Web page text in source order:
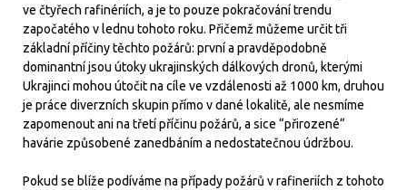
ve čtyřech rafinériích, a je to pouze pokračování trendu
započatého v lednu tohoto roku. Přičemž můžeme určit tři
základní příčiny těchto požárů: první a pravděpodobně
dominantní jsou útoky ukrajinských dálkových dronů, kterými
Ukrajinci mohou útočit na cíle ve vzdálenosti až 1000 km, druhou
je práce diverzních skupin přímo v dané lokalitě, ale nesmíme
zapomenout ani na třetí příčinu požárů, a sice “přirozené“
havárie způsobené zanedbáním a nedostatečnou údržbou.
Pokud se blíže podíváme na případy požárů v rafineriích z tohoto